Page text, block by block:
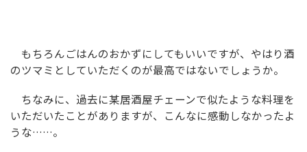
もちろんごはんのおかずにしてもいいですが、やはり酒
のツマミとしていただくのが最高ではないでしょうか。
ちなみに、過去に某居酒屋チェーンで似たような料理を
いただいたことがありますが、こんなに感動しなかったよ
うな……。